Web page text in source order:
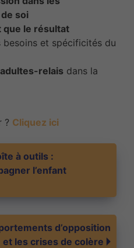
soi
le résultat
besoins et spécificités du
relais dans la
? Cliquez ici
à outils :
l’enfant
d’opposition
et les crises de colère